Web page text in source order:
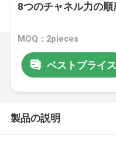
8つのチャネル力の
MOQ：2pieces
ベストプライス
製品の説明